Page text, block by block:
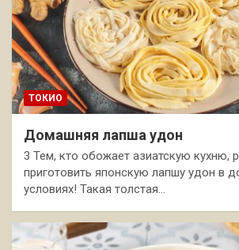
ТОКИО
Домашняя лапша удон
3 Тем, кто обожает азиатскую кухню,
приготовить японскую лапшу удон в
условиях! Такая толстая…